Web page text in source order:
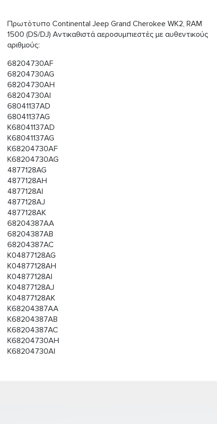
Πρωτότυπο Continental Jeep Grand Cherokee WK2, RAM
1500 (DS/DJ) Αντικαθιστά αεροσυμπιεστές με αυθεντικούς
αριθμούς:
68204730AF
68204730AG
68204730AH
68204730AI
68041137AD
68041137AG
K68041137AD
K68041137AG
K68204730AF
K68204730AG
4877128AG
4877128AH
4877128AI
4877128AJ
4877128AK
68204387AA
68204387AB
68204387AC
K04877128AG
K04877128AH
K04877128AI
K04877128AJ
K04877128AK
K68204387AA
K68204387AB
K68204387AC
K68204730AH
K68204730AI